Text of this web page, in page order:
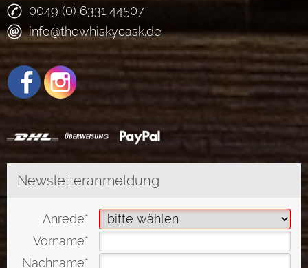
0049 (0) 6331 44507
info@thewhiskycask.de